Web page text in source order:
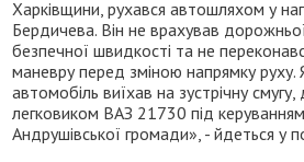
Харківщини, рухався автошляхом у
Бердичева. Він не врахував
безпечної швидкості та не
маневру перед зміною напрямку руху.
автомобіль виїхав на зустрічну смугу,
легковиком ВАЗ 21730 під
Андрушівської громади», - йдеться у